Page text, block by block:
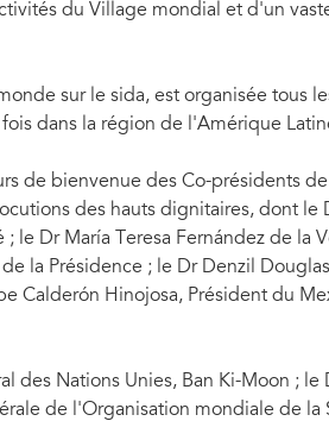
du Village mondial et d'un
sur le sida, est organisée tous
dans la région de l'Amérique
de bienvenue des Co-présidents
des hauts dignitaires, dont le
le Dr María Teresa Fernández de la
la Présidence ; le Dr Denzil
Calderón Hinojosa, Président du
des Nations Unies, Ban Ki-Moon ;
de l'Organisation mondiale de la